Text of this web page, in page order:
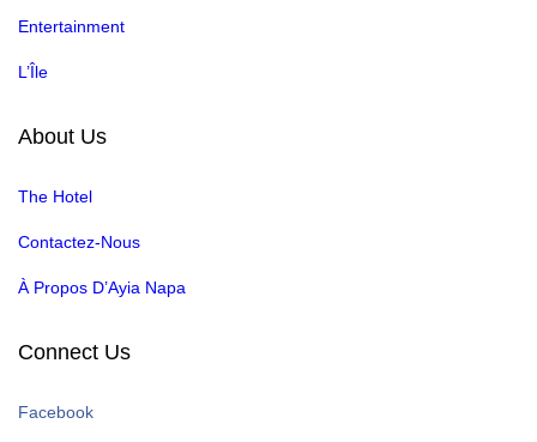
Entertainment
L’Île
About Us
The Hotel
Contactez-Nous
À Propos D’Ayia Napa
Connect Us
Facebook